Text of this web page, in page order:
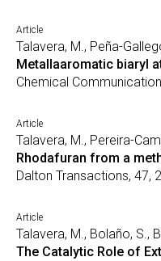
Article
Talavera, M., Peña-
Metallaaromatic biaryl
Chemical
Article
Talavera, M., Pereira-
Rhodafuran from a
Dalton Transactions, 47,
Article
Talavera, M., Bolaño, S.,
The Catalytic Role of